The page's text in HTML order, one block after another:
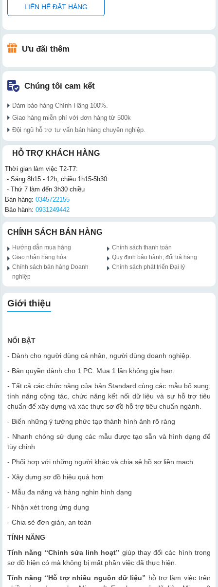
LIÊN HỆ ĐẶT HÀNG
Ưu đãi thêm
Chúng tôi cam kết
Đảm bảo hàng Chính Hãng 100%.
Giao hàng miễn phí với đơn hàng từ 500k
Đội ngũ hỗ trợ tư vấn bán hàng chuyên nghiệp.
HỖ TRỢ KHÁCH HÀNG
Thời gian làm việc T2-T7:
- Sáng 8h15 - 12h, chiều 1h15-5h30
- Thứ 7 làm đến 3h30 chiều
Bán hàng: 0345722155
Bảo hành: 0931249442
CHÍNH SÁCH BÁN HÀNG
Hướng dẫn mua hàng
Chính sách thanh toán
Giao nhận hàng hóa
Quy định bảo hành, đổi trả hàng
Chính sách bán hàng Doanh
nghiệp
Chính sách phát triển Đại lý
Giới thiệu
NỔI BẬT
- Dành cho người dùng cá nhân, người dùng doanh nghiệp.
- Bản quyền dành cho 1 PC. Mua 1 lần không gia hạn.
- Tất cả các chức năng của bản Standard cùng các mẫu bổ sung,
tính năng cộng tác, chức năng kết nối dữ liệu và sự hỗ trợ tiêu
chuẩn để xây dựng và xác thực sơ đồ hỗ trợ tiêu chuẩn ngành.
- Biến những ý tưởng phức tạp thành hình ảnh rõ ràng
- Nhanh chóng sử dụng các mẫu được tạo sẵn và hình dạng để
tùy chỉnh
- Phối hợp với những người khác và chia sẻ hồ sơ liền mạch
- Xây dựng sơ đồ hiệu quả hơn
- Mẫu đa năng và hàng nghìn hình dạng
- Nhận xét trong ứng dụng
- Chia sẻ đơn giản, an toàn
TÍNH NĂNG
Tính năng “Chỉnh sửa linh hoạt” giúp thay đổi các hình trong
sơ đồ hiện có mà không bị mất phần việc đã thực hiện.
Tính năng “Hỗ trợ nhiều nguồn dữ liệu” hỗ trợ làm việc trên